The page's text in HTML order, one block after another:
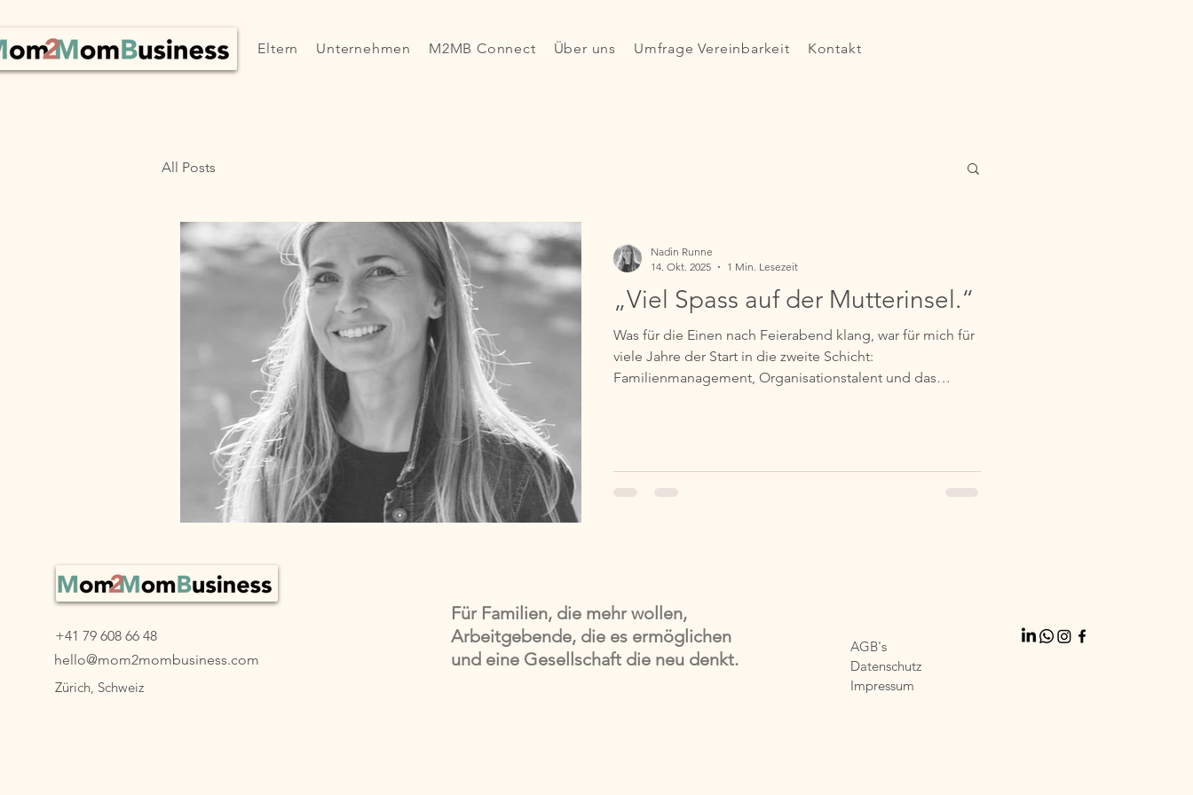
Eltern Unternehmen M2MB Connect Über uns Umfrage Vereinbarkeit Kontakt
All Posts
„Viel Spass auf der Mutterinsel.“
Was für die Einen nach Feierabend klang, war für mich für
viele Jahre der Start in die zweite Schicht:
Familienmanagement, Organisationstalent und das
Nadin Runne
14. Okt. 2025
1 Min. Lesezeit
+41 79 608 66 48
hello@mom2mombusiness.com
Zürich, Schweiz
Für Familien, die mehr wollen,
Arbeitgebende, die es ermöglichen
und eine Gesellschaft die neu denkt.
AGB's
Datenschutz
Impressum